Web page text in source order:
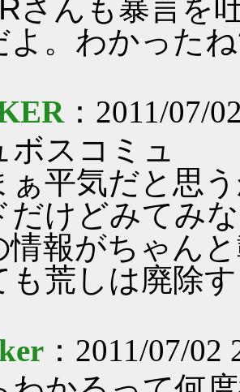
さんも暴言を
よ。わかった
：2011/07/
ボスコミュ
ぁ平気だと思
だけどみてみな
情報がちゃん
も荒しは廃除
：2011/07/